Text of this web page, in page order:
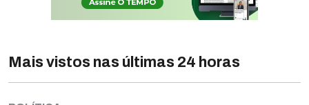
Mais vistos nas últimas 24 horas